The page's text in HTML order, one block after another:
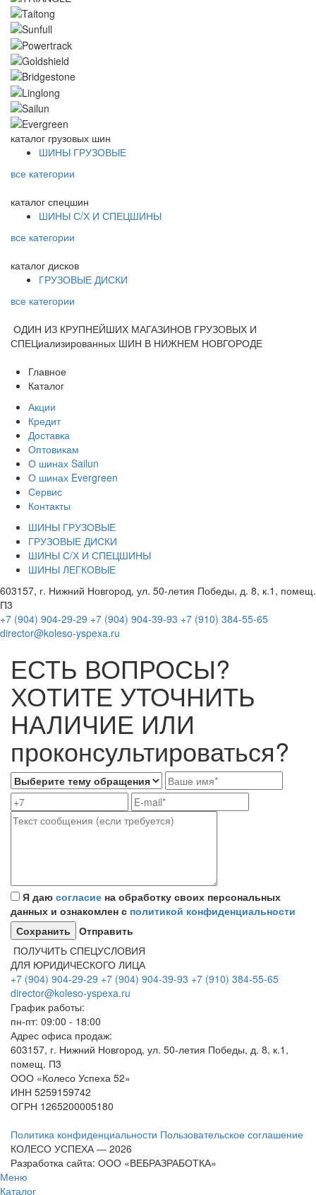
каталог грузовых шин
ШИНЫ ГРУЗОВЫЕ
все категории
каталог спецшин
ШИНЫ С/Х И СПЕЦШИНЫ
все категории
каталог дисков
ГРУЗОВЫЕ ДИСКИ
все категории
ОДИН ИЗ КРУПНЕЙШИХ МАГАЗИНОВ ГРУЗОВЫХ И
СПЕЦиализированных ШИН В НИЖНЕМ НОВГОРОДЕ
Главное
Каталог
Акции
Кредит
Доставка
Оптовикам
О шинах Sailun
О шинах Evergreen
Сервис
Контакты
ШИНЫ ГРУЗОВЫЕ
ГРУЗОВЫЕ ДИСКИ
ШИНЫ С/Х И СПЕЦШИНЫ
ШИНЫ ЛЕГКОВЫЕ
603157, г. Нижний Новгород, ул. 50-летия Победы, д. 8, к.1, помещ.
П3
+7 (904) 904-29-29 +7 (904) 904-39-93 +7 (910) 384-55-65
director@koleso-yspexa.ru
ЕСТЬ ВОПРОСЫ?
ХОТИТЕ УТОЧНИТЬ
НАЛИЧИЕ ИЛИ
проконсультироваться?
Я даю согласие на обработку своих персональных
данных и ознакомлен с политикой конфиденциальности
Отправить
ПОЛУЧИТЬ СПЕЦУСЛОВИЯ
ДЛЯ ЮРИДИЧЕСКОГО ЛИЦА
+7 (904) 904-29-29 +7 (904) 904-39-93 +7 (910) 384-55-65
director@koleso-yspexa.ru
График работы:
пн-пт: 09:00 - 18:00
Адрес офиса продаж:
603157, г. Нижний Новгород, ул. 50-летия Победы, д. 8, к.1,
помещ. П3
ООО «Колесо Успеха 52»
ИНН 5259159742
ОГРН 1265200005180
Политика конфиденциальности Пользовательское соглашение
КОЛЕСО УСПЕХА ― 2026
Разработка сайта: ООО «ВЕБРАЗРАБОТКА»
Меню
Каталог